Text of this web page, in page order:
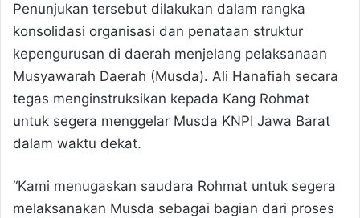
Penunjukan tersebut dilakukan dalam rangka
konsolidasi organisasi dan penataan struktur
kepengurusan di daerah menjelang pelaksanaan
Musyawarah Daerah (Musda). Ali Hanafiah secara
tegas menginstruksikan kepada Kang Rohmat
untuk segera menggelar Musda KNPI Jawa Barat
dalam waktu dekat.
“Kami menugaskan saudara Rohmat untuk segera
melaksanakan Musda sebagai bagian dari proses